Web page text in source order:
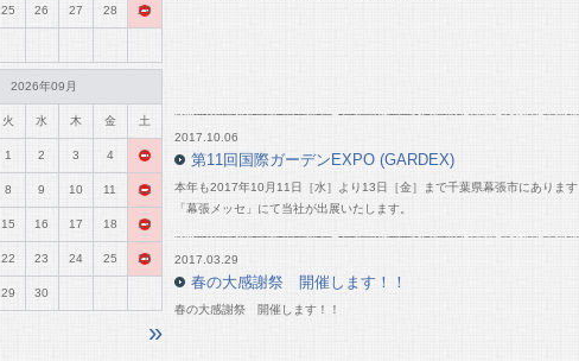
2017.10.06
第11回国際ガーデンEXPO (GARDEX)
本年も2017年10月11日［水］より13日［金］まで千葉県幕張市にあります
「幕張メッセ」にて当社が出展いたします。
2017.03.29
春の大感謝祭 開催します！！
春の大感謝祭 開催します！！
25 26 27 28 29
2026年09月
火 水 木 金 土
1 2 3 4 5
8 9 10 11 12
15 16 17 18 19
22 23 24 25 26
29 30
»